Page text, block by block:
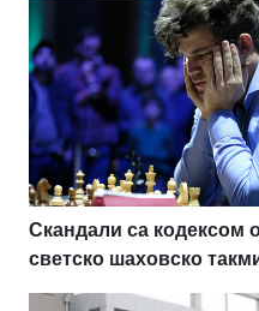
Скандали са кодексом
светско шаховско